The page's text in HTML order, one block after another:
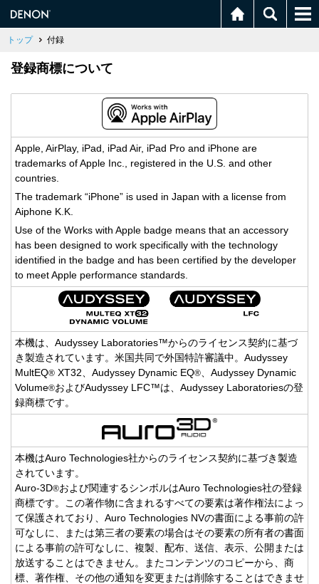
トップ 付録
登録商標について
Apple, AirPlay, iPad, iPad Air, iPad Pro and iPhone are
trademarks of Apple Inc., registered in the U.S. and other
countries.
The trademark “iPhone” is used in Japan with a license from
Aiphone K.K.
Use of the Works with Apple badge means that an accessory
has been designed to work specifically with the technology
identified in the badge and has been certified by the developer
to meet Apple performance standards.
本機は、Audyssey Laboratories™からのライセンス契約に基づ
き製造されています。米国共同で外国特許審議中。Audyssey
MultEQ® XT32、Audyssey Dynamic EQ®
、Audyssey Dynamic
Volume®およびAudyssey LFC™は、Audyssey Laboratoriesの登
録商標です。
本機はAuro Technologies社からのライセンス契約に基づき製造
されています。
Auro-3D®および関連するシンボルはAuro Technologies社の登録
商標です。この著作物に含まれるすべての要素は著作権法によっ
て保護されており、Auro Technologies NVの書面による事前の許
可なしに、または第三者の要素の場合はその要素の所有者の書面
による事前の許可なしに、複製、配布、送信、表示、公開または
放送することはできません。またコンテンツのコピーから、商
標、著作権、その他の通知を変更または削除することはできませ